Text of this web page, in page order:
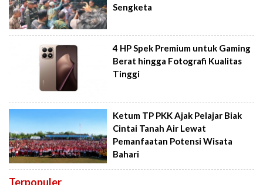
Sengketa
4 HP Spek Premium untuk Gaming
Berat hingga Fotografi Kualitas
Tinggi
Ketum TP PKK Ajak Pelajar Biak
Cintai Tanah Air Lewat
Pemanfaatan Potensi Wisata
Bahari
Terpopuler